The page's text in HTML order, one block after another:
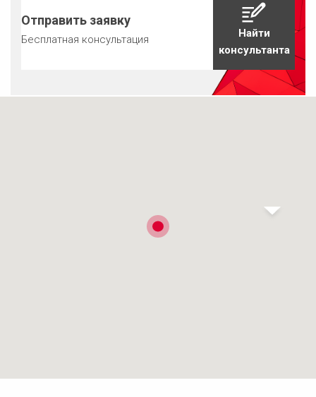
Отправить заявку
Бесплатная консультация
Найти
консультанта